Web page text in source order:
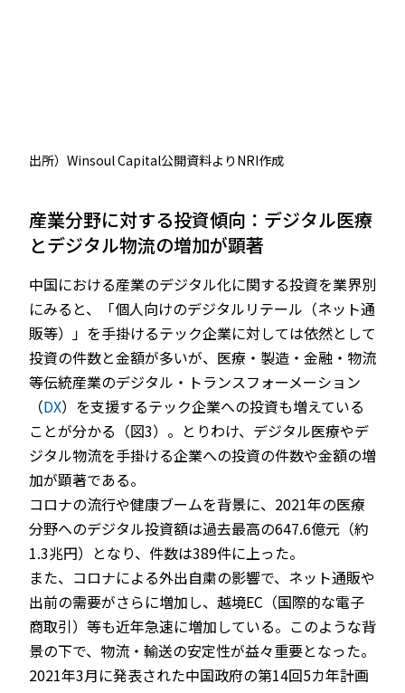
出所）Winsoul Capital公開資料よりNRI作成
産業分野に対する投資傾向：デジタル医療
とデジタル物流の増加が顕著
中国における産業のデジタル化に関する投資を業界別
にみると、「個人向けのデジタルリテール（ネット通
販等）」を手掛けるテック企業に対しては依然として
投資の件数と金額が多いが、医療・製造・金融・物流
等伝統産業のデジタル・トランスフォーメーション
（DX）を支援するテック企業への投資も増えている
ことが分かる（図3）。とりわけ、デジタル医療やデ
ジタル物流を手掛ける企業への投資の件数や金額の増
加が顕著である。
コロナの流行や健康ブームを背景に、2021年の医療
分野へのデジタル投資額は過去最高の647.6億元（約
1.3兆円）となり、件数は389件に上った。
また、コロナによる外出自粛の影響で、ネット通販や
出前の需要がさらに増加し、越境EC（国際的な電子
商取引）等も近年急速に増加している。このような背
景の下で、物流・輸送の安定性が益々重要となった。
2021年3月に発表された中国政府の第14回5カ年計画